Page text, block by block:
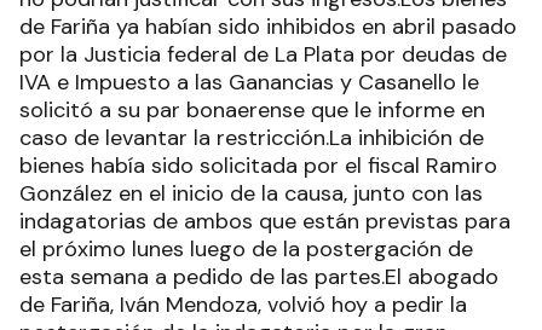
de Fariña ya habían sido inhibidos en abril pasado
por la Justicia federal de La Plata por deudas de
IVA e Impuesto a las Ganancias y Casanello le
solicitó a su par bonaerense que le informe en
caso de levantar la restricción.La inhibición de
bienes había sido solicitada por el fiscal Ramiro
González en el inicio de la causa, junto con las
indagatorias de ambos que están previstas para
el próximo lunes luego de la postergación de
esta semana a pedido de las partes.El abogado
de Fariña, Iván Mendoza, volvió hoy a pedir la